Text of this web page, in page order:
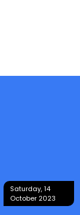
Saturday, 14
October 2023